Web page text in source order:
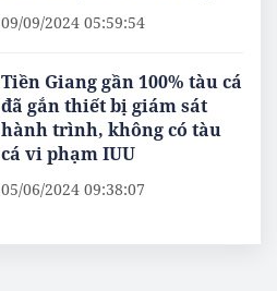
09/09/2024 05:59:54
Tiền Giang gần 100% tàu cá
đã gắn thiết bị giám sát
hành trình, không có tàu
cá vi phạm IUU
05/06/2024 09:38:07